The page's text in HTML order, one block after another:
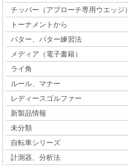
チッパー（アプローチ専用ウエッジ）
トーナメントから
パター、パター練習法
メディア（電子書籍）
ライ角
ルール、マナー
レディースゴルファー
新製品情報
未分類
自転車シリーズ
計測器、分析法